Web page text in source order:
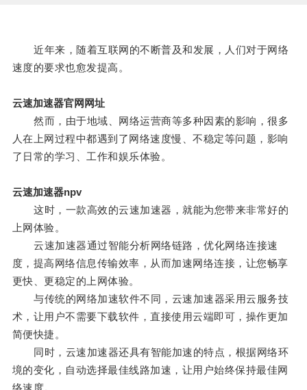
近年来，随着互联网的不断普及和发展，人们对于网络
速度的要求也愈发提高。
云速加速器官网网址
然而，由于地域、网络运营商等多种因素的影响，很多
人在上网过程中都遇到了网络速度慢、不稳定等问题，影响
了日常的学习、工作和娱乐体验。
云速加速器npv
这时，一款高效的云速加速器，就能为您带来非常好的
上网体验。
云速加速器通过智能分析网络链路，优化网络连接速
度，提高网络信息传输效率，从而加速网络连接，让您畅享
更快、更稳定的上网体验。
与传统的网络加速软件不同，云速加速器采用云服务技
术，让用户不需要下载软件，直接使用云端即可，操作更加
简便快捷。
同时，云速加速器还具有智能加速的特点，根据网络环
境的变化，自动选择最佳线路加速，让用户始终保持最佳网